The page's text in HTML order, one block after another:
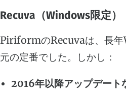
Recuva（Windows限定）
PiriformのRecuvaは、長
元の定番でした。しかし：
2016年以降アップデート